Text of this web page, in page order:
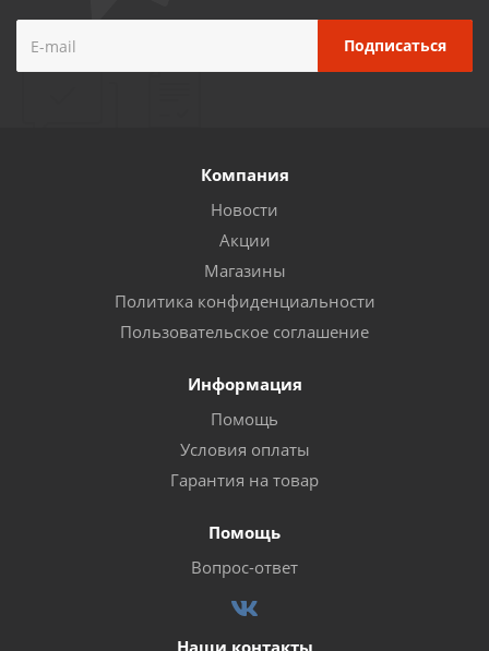
Компания
Новости
Акции
Магазины
Политика конфиденциальности
Пользовательское соглашение
Информация
Помощь
Условия оплаты
Гарантия на товар
Помощь
Вопрос-ответ
Наши контакты